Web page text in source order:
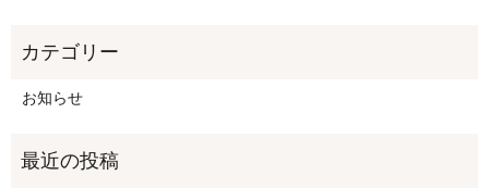
お知らせ